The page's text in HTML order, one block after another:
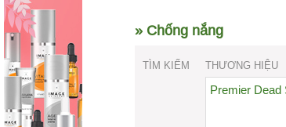
» Chống nắng
TÌM KIẾM THƯƠNG HIỆU
Premier Dead